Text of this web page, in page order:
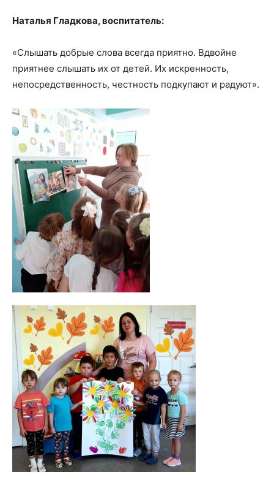
Наталья Гладкова, воспитатель:
«Слышать добрые слова всегда приятно. Вдвойне
приятнее слышать их от детей. Их искренность,
непосредственность, честность подкупают и радуют».